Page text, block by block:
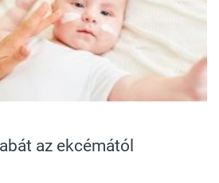
az ekcémától